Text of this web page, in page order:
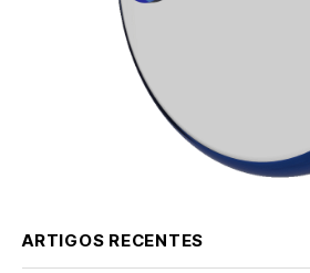
ARTIGOS RECENTES